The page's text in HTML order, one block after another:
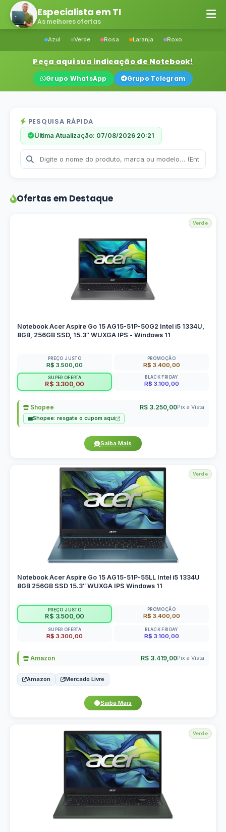
Especialista em TI
As melhores ofertas
Azul Verde Rosa Laranja Roxo
Peça aqui sua indicação de Notebook!
Grupo WhatsApp Grupo Telegram
PESQUISA RÁPIDA
Última Atualização: 07/08/2026 20:21
Ofertas em Destaque
Verde
Notebook Acer Aspire Go 15 AG15-51P-50G2 Intel i5 1334U,
8GB, 256GB SSD, 15.3″ WUXGA IPS - Windows 11
PREÇO JUSTO
R$ 3.500,00
PROMOÇÃO
R$ 3.400,00
SUPER OFERTA
R$ 3.300,00
BLACK FRIDAY
R$ 3.100,00
Shopee R$ 3.250,00Pix a Vista
Shopee: resgate o cupom aqui
Saiba Mais
Verde
Notebook Acer Aspire Go 15 AG15-51P-55LL Intel i5 1334U
8GB 256GB SSD 15.3″ WUXGA IPS Windows 11
PREÇO JUSTO
R$ 3.500,00
PROMOÇÃO
R$ 3.400,00
SUPER OFERTA
R$ 3.300,00
BLACK FRIDAY
R$ 3.100,00
Amazon R$ 3.419,00Pix a Vista
Amazon Mercado Livre
Saiba Mais
Verde